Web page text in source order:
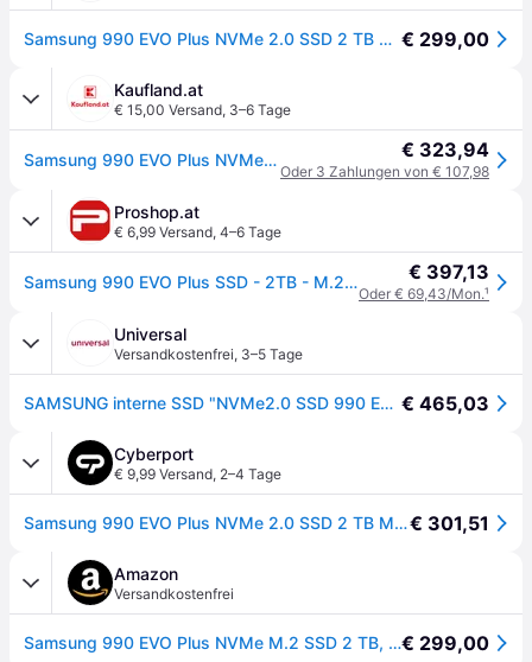
Samsung 990 EVO Plus NVMe 2.0 SSD 2 TB M.2 2280 TLC € 299,00
Kaufland.at
€ 15,00 Versand, 3–6 Tage
Samsung 990 EVO Plus NVMe™ M.2 SSD - 2 TB, 2 TB, M.2, 7250 MB/s € 323,94
Oder 3 Zahlungen von € 107,98
Proshop.at
€ 6,99 Versand, 4–6 Tage
Samsung 990 EVO Plus SSD - 2TB - M.2 2280 - PCIe 4.0 € 397,13
Oder € 69,43/Mon.¹
Universal
Versandkostenfrei, 3–5 Tage
SAMSUNG interne SSD "NVMe2.0 SSD 990 EvoPlus", schwarz, 2 TB, Schreibgeschwindigkeitmaximal 6300 MB/s Lesegeschwindigkeitmaximal 7250 MB/s, Festplatten, interne SSD € 465,03
Cyberport
€ 9,99 Versand, 2–4 Tage
Samsung 990 EVO Plus NVMe 2.0 SSD 2 TB M.2 2280 TLC€ 301,51
Amazon
Versandkostenfrei
Samsung 990 EVO Plus NVMe M.2 SSD 2 TB, PCIe 4.0 x4 / PCIe 5.0 x2, NVMe 2.0 (2280), 7.250 MB/s Lesen, 6.300 MB/s Schreiben, Interne SSD für Gaming und Grafikbearbeitung, MZ-V9S2T0BW€ 299,00